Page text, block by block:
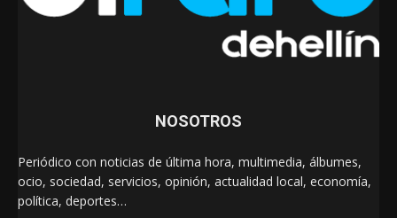
NOSOTROS
Periódico con noticias de última hora, multimedia, álbumes,
ocio, sociedad, servicios, opinión, actualidad local, economía,
política, deportes…